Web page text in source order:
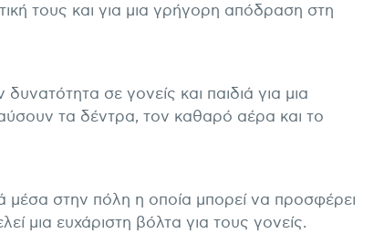
τους και για μια γρήγορη απόδραση στη
σε γονείς και παιδιά για μια
τα δέντρα, τον καθαρό αέρα και το
μέσα στην πόλη η οποία μπορεί να προσφέρει
μια ευχάριστη βόλτα για τους γονείς.